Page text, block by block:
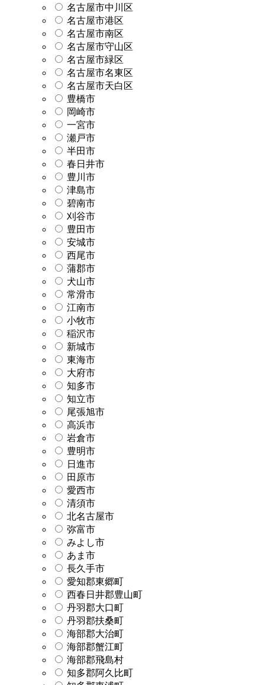
名古屋市中川区
名古屋市港区
名古屋市南区
名古屋市守山区
名古屋市緑区
名古屋市名東区
名古屋市天白区
豊橋市
岡崎市
一宮市
瀬戸市
半田市
春日井市
豊川市
津島市
碧南市
刈谷市
豊田市
安城市
西尾市
蒲郡市
犬山市
常滑市
江南市
小牧市
稲沢市
新城市
東海市
大府市
知多市
知立市
尾張旭市
高浜市
岩倉市
豊明市
日進市
田原市
愛西市
清須市
北名古屋市
弥富市
みよし市
あま市
長久手市
愛知郡東郷町
西春日井郡豊山町
丹羽郡大口町
丹羽郡扶桑町
海部郡大治町
海部郡蟹江町
海部郡飛島村
知多郡阿久比町